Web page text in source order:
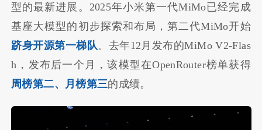
型的最新进展。2025年小米第一代MiMo已经完成
基座大模型的初步探索和布局，第二代MiMo开始
跻身开源第一梯队。去年12月发布的MiMo V2-Flas
h，发布后一个月，该模型在OpenRouter榜单获得
周榜第二、月榜第三的成绩。